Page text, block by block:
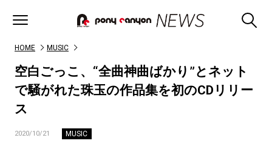
HOME MUSIC
空白ごっこ、“全曲神曲ばかり”とネット
で騒がれた珠玉の作品集を初のCDリリー
ス
2020/10/21 MUSIC